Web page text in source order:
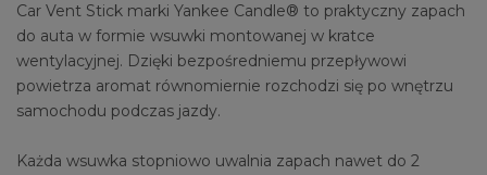
Car Vent Stick marki Yankee Candle® to praktyczny zapach
do auta w formie wsuwki montowanej w kratce
wentylacyjnej. Dzięki bezpośredniemu przepływowi
powietrza aromat równomiernie rozchodzi się po wnętrzu
samochodu podczas jazdy.
Każda wsuwka stopniowo uwalnia zapach nawet do 2